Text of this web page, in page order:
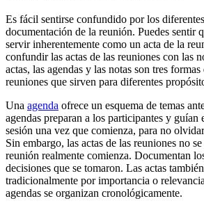
Es fácil sentirse confundido por los
documentación de la reunión. Puedes sentir
servir inherentemente como un acta de la
confundir las actas de las reuniones con las
actas, las agendas y las notas son tres
reuniones que sirven para diferentes
Una agenda ofrece un esquema de temas
agendas preparan a los participantes y guían
sesión una vez que comienza, para no
Sin embargo, las actas de las reuniones no
reunión realmente comienza. Documentan
decisiones que se tomaron. Las actas
tradicionalmente por importancia o
agendas se organizan cronológicamente.